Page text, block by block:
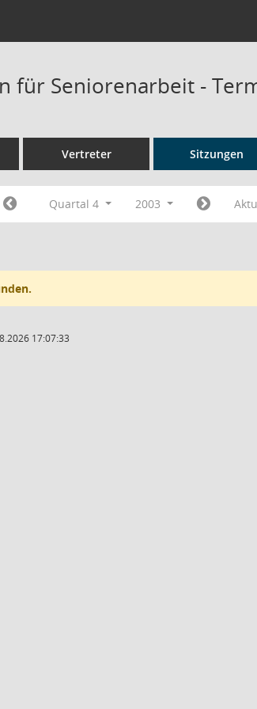
für Seniorenarbeit -
Vertreter Sitzungen
Quartal 4 2003
17:07:33